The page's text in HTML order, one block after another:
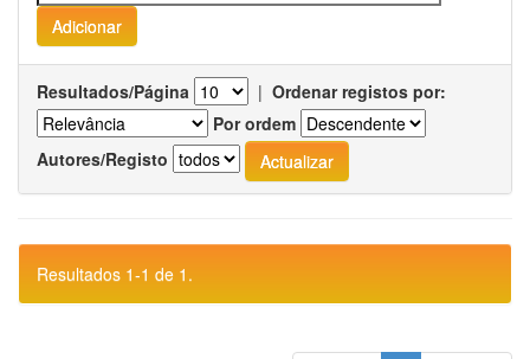
Resultados/Página | Ordenar registos por:
Por ordem
Autores/Registo
Resultados 1-1 de 1.